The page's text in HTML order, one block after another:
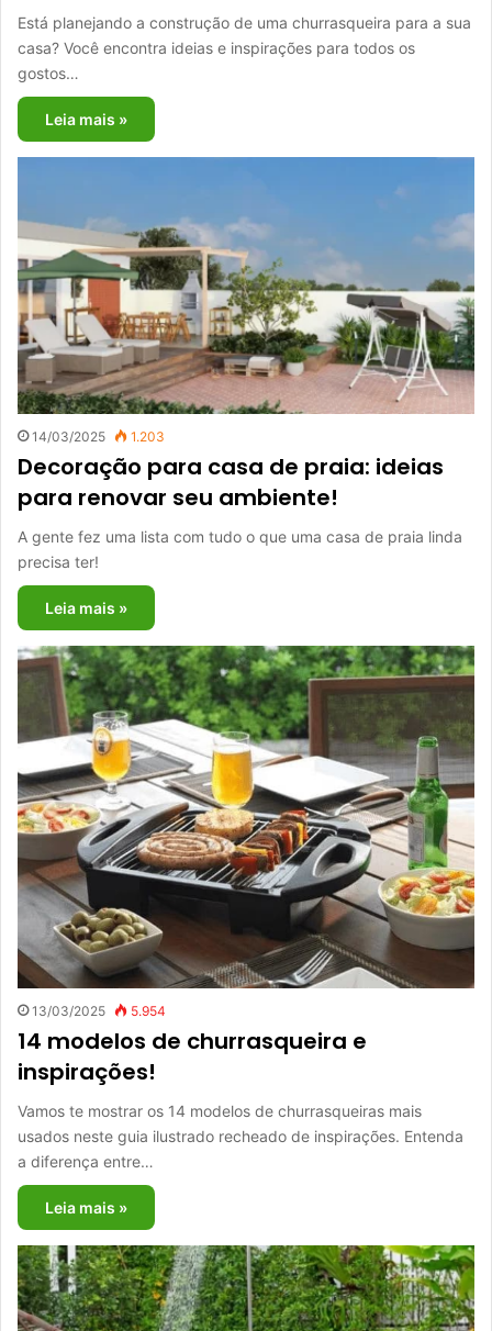
Está planejando a construção de uma churrasqueira para a sua
casa? Você encontra ideias e inspirações para todos os
gostos…
Leia mais »
14/03/2025 1.203
Decoração para casa de praia: ideias
para renovar seu ambiente!
A gente fez uma lista com tudo o que uma casa de praia linda
precisa ter!
Leia mais »
13/03/2025 5.954
14 modelos de churrasqueira e
inspirações!
Vamos te mostrar os 14 modelos de churrasqueiras mais
usados neste guia ilustrado recheado de inspirações. Entenda
a diferença entre…
Leia mais »